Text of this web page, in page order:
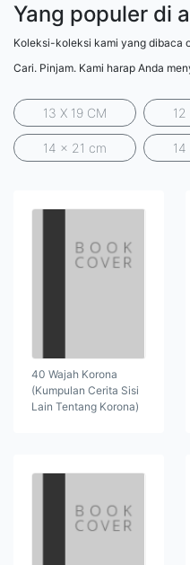
Yang populer di
Koleksi-koleksi kami yang dibaca
Cari. Pinjam. Kami harap Anda
13 X 19 CM 12
14 x 21 cm
40 Wajah Korona
(Kumpulan Cerita Sisi
Lain Tentang Korona)